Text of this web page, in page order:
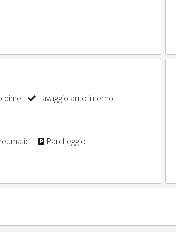
dime
Lavaggio auto interno
Parcheggio